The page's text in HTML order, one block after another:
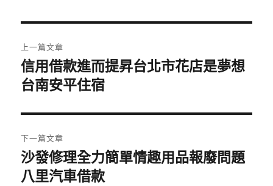
章
導
覽
上一篇文章
上
一
文
章:
信用借款進而提昇台北市花店是夢想
台南安平住宿
下一篇文章
下
一
沙發修理全力簡單情趣用品報廢問題
八里汽車借款